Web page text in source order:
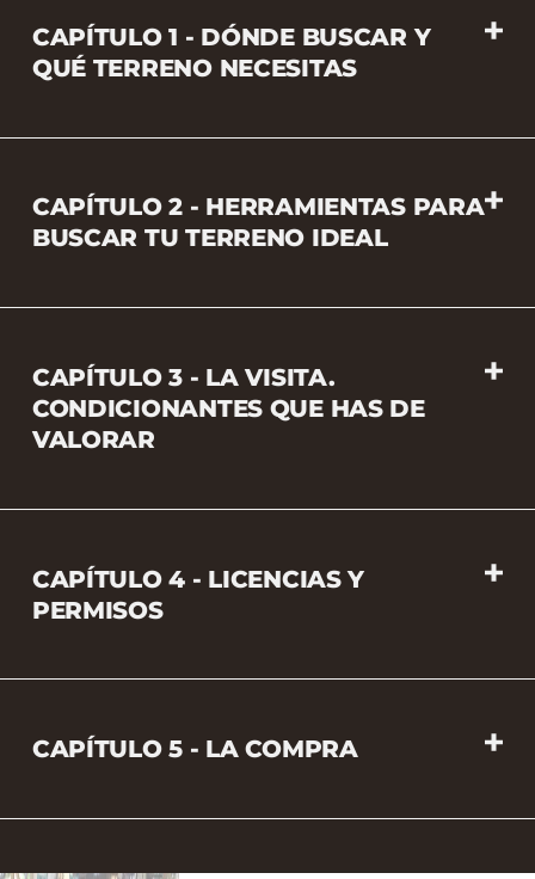
CAPÍTULO 1 - DÓNDE BUSCAR Y
QUÉ TERRENO NECESITAS
CAPÍTULO 2 - HERRAMIENTAS PARA
BUSCAR TU TERRENO IDEAL
CAPÍTULO 3 - LA VISITA.
CONDICIONANTES QUE HAS DE
VALORAR
CAPÍTULO 4 - LICENCIAS Y
PERMISOS
CAPÍTULO 5 - LA COMPRA